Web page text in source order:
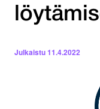
Julkaistu11.4.2022